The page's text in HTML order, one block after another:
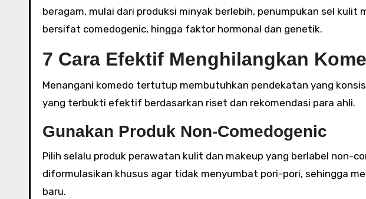
beragam, mulai dari produksi minyak berlebih, penumpukan sel kulit
bersifat comedogenic, hingga faktor hormonal dan genetik.
7 Cara Efektif Menghilangkan
Menangani komedo tertutup membutuhkan pendekatan yang
yang terbukti efektif berdasarkan riset dan rekomendasi para ahli.
Gunakan Produk Non-Comedogenic
Pilih selalu produk perawatan kulit dan makeup yang berlabel non-
diformulasikan khusus agar tidak menyumbat pori-pori, sehingga
baru.